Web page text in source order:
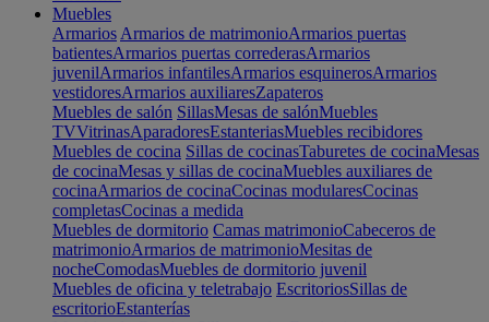
Muebles
Armarios Armarios de matrimonioArmarios puertas
batientesArmarios puertas correderasArmarios
juvenilArmarios infantilesArmarios esquinerosArmarios
vestidoresArmarios auxiliaresZapateros
Muebles de salón SillasMesas de salónMuebles
TVVitrinasAparadoresEstanteriasMuebles recibidores
Muebles de cocina Sillas de cocinasTaburetes de cocinaMesas
de cocinaMesas y sillas de cocinaMuebles auxiliares de
cocinaArmarios de cocinaCocinas modularesCocinas
completasCocinas a medida
Muebles de dormitorio Camas matrimonioCabeceros de
matrimonioArmarios de matrimonioMesitas de
nocheComodasMuebles de dormitorio juvenil
Muebles de oficina y teletrabajo EscritoriosSillas de
escritorioEstanterías